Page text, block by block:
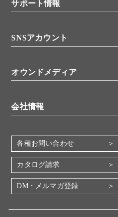
糖類／レクチン
分子生物
バイオメディカル(環境・食品)
機器・消耗品
代理店
サポート情報
アプリケーションノート
書類ダウンロード
SNSアカウント
YouTube
オウンドメディア
会社情報
会社概要
地図・アクセス（本社）
IR情報
電子公告
各種お問い合わせ
カタログ請求
DM・メルマガ登録